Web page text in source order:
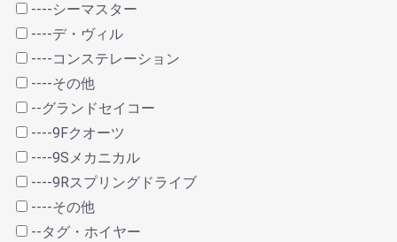
----シーマスター
----デ・ヴィル
----コンステレーション
----その他
--グランドセイコー
----9Fクオーツ
----9Sメカニカル
----9Rスプリングドライブ
----その他
--タグ・ホイヤー